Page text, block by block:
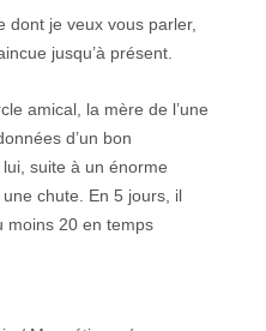
dont je veux vous parler,
jusqu’à présent.
amical, la mère de l’une
d’un bon
suite à un énorme
chute. En 5 jours, il
moins 20 en temps